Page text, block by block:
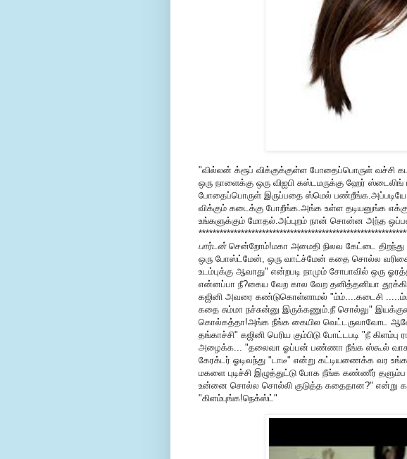
"வில்லன் க்ரூப் விக்குக்குள்ள போதைப்பொருள் வச்சி
ஒரு நாளைக்கு ஒரு விஐபி கஸ்டமருக்கு ஹேர்
போதைப்பொருள் இருப்பதை ஸ்மெல்
விக்கும் கடைக்கு போறீங்க.அங்க உள்ள தடியனுங்க
உங்களுக்கும் மோதல்.அப்புறம் நான் சொன்ன அந்த
பார்டன்சென்றோம்!மகா அமைதி நிலவ கேட்டை
ஒரு போஸ்ட்மேன், ஒரு வாட்ச்மேன் கதை சொல்ல
உடம்புக்கு ஆவாது" என்றபடி நாமும் சோபாவில் ஒரு
என்னப்பா நீ?கைய வேற கால வேற தனித்தனியா
கஜினி அவரை கண்டுகொள்ளாமல் "ம்ம்....கடைசி
கதை சும்மா நச்சுன்னு இருக்கணும்.நீ சொல்லு"
கொல்கத்தா!அங்க நீங்க கையில வெட்டருவாவோட
தங்காச்சி" கஜினி பெரிய கும்பிடு போட்டபடி "நீ
அழைக்க... "தலைவா ஓப்பன் பண்ணா நீங்க ஸ்கூல்
கேரக்டர் ஓடிவந்து "டாடீ" என்று கட்டியணைக்க வர
மகளை புடிச்சி இழுத்துட்டு போக நீங்க கண்ணீர்
உன்னை சொல்ல சொல்லி குடுத்த கதைதான?" என்று
"கிளம்புங்க!நெக்ஸ்ட்"